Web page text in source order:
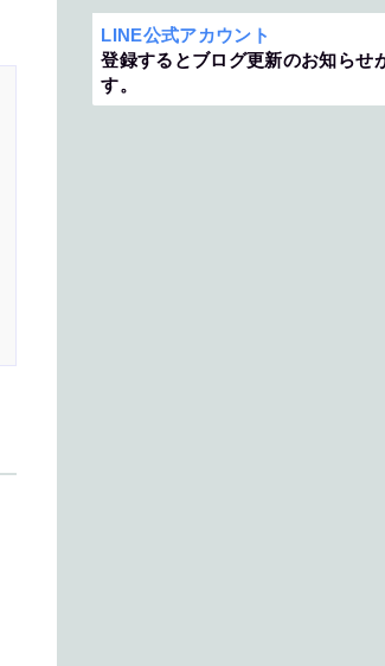
LINE公式アカウント
登録するとブログ更新のお知らせ
す。